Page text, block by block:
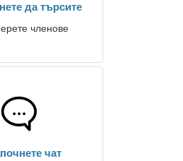
да търсите
членове
чат